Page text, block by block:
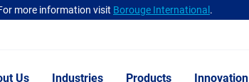
more information visit Borouge International.
Us Industries Products Innovation